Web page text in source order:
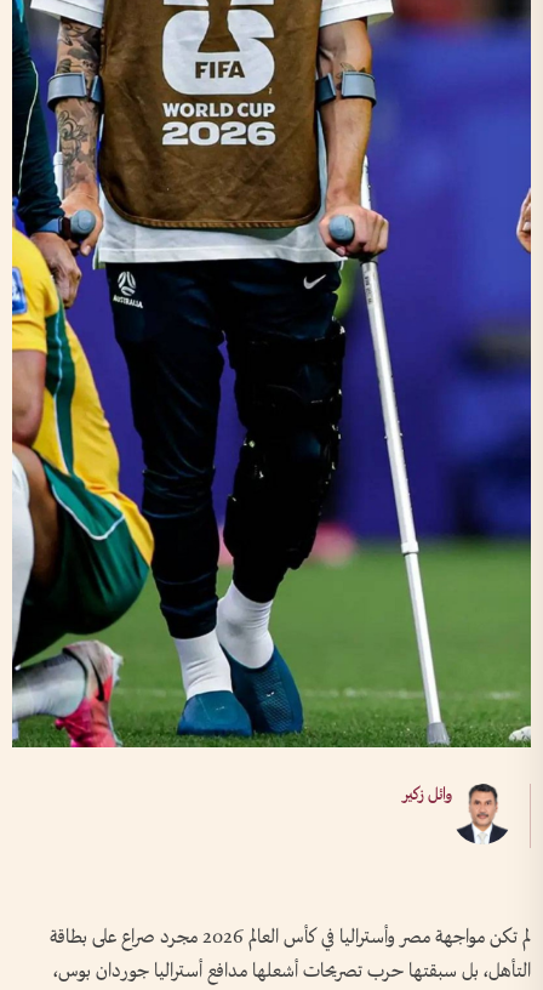
وائل زكير
لم تكن مواجهة مصر وأستراليا في كأس العالم 2026 مجرد صراع على بطاقة
التأهل، بل سبقتها حرب تصريحات أشعلها مدافع أستراليا جوردان بوس،